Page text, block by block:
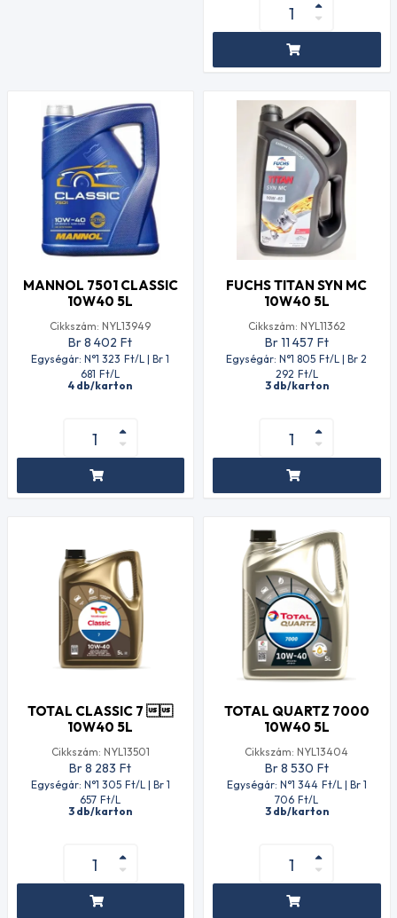
MANNOL 7501 CLASSIC
10W40 5L
Cikkszám: NYL13949
Br 8 402 Ft
Egységár: N°1 323 Ft/L | Br 1
681 Ft/L
4 db/karton
FUCHS TITAN SYN MC
10W40 5L
Cikkszám: NYL11362
Br 11 457 Ft
Egységár: N°1 805 Ft/L | Br 2
292 Ft/L
3 db/karton
TOTAL CLASSIC 7
10W40 5L
Cikkszám: NYL13501
Br 8 283 Ft
Egységár: N°1 305 Ft/L | Br 1
657 Ft/L
3 db/karton
TOTAL QUARTZ 7000
10W40 5L
Cikkszám: NYL13404
Br 8 530 Ft
Egységár: N°1 344 Ft/L | Br 1
706 Ft/L
3 db/karton